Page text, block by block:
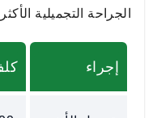
الجراحة التجميلية
إجراء